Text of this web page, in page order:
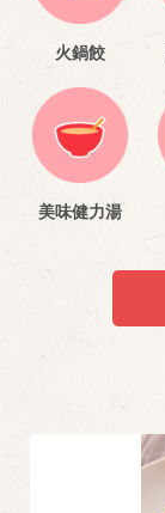
火鍋餃
美味健力湯